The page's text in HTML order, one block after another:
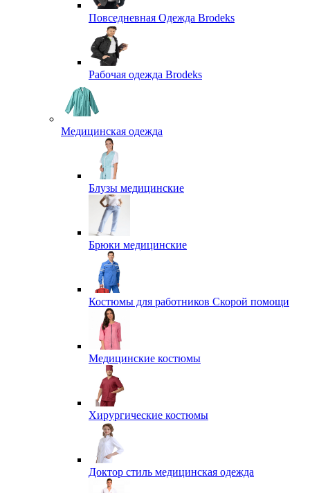
Повседневная Одежда Brodeks
Рабочая одежда Brodeks
Медицинская одежда
Блузы медицинские
Брюки медицинские
Костюмы для работников Скорой помощи
Медицинские костюмы
Хирургические костюмы
Доктор стиль медицинская одежда